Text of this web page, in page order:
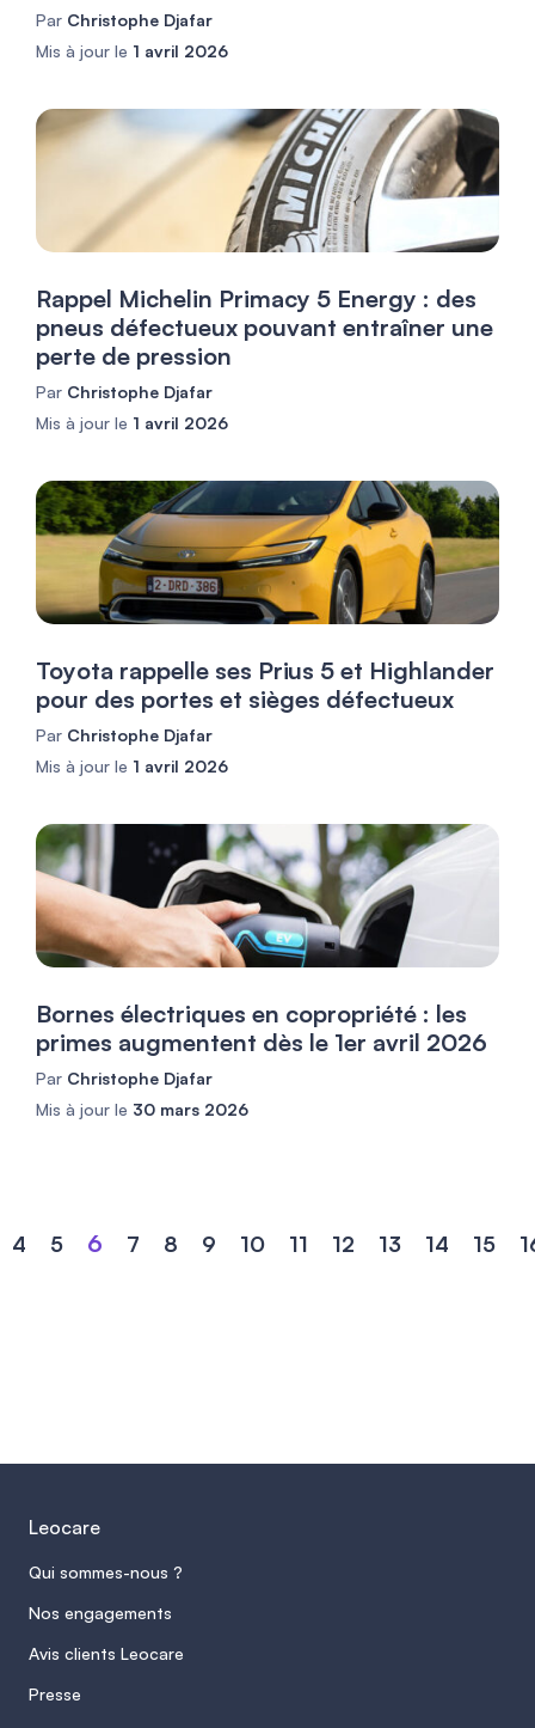
Par Christophe Djafar
Mis à jour le 1 avril 2026
Rappel Michelin Primacy 5 Energy : des
pneus défectueux pouvant entraîner une
perte de pression
Par Christophe Djafar
Mis à jour le 1 avril 2026
Toyota rappelle ses Prius 5 et Highlander
pour des portes et sièges défectueux
Par Christophe Djafar
Mis à jour le 1 avril 2026
Bornes électriques en copropriété : les
primes augmentent dès le 1er avril 2026
Par Christophe Djafar
Mis à jour le 30 mars 2026
4 5 6 7 8 9 10 11 12 13 14 15
Leocare
Qui sommes-nous ?
Nos engagements
Avis clients Leocare
Presse